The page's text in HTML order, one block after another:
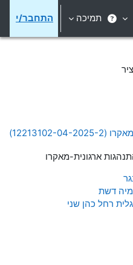
תמיכה התחבר/י
מיה דשת
גלית רחל כהן שני